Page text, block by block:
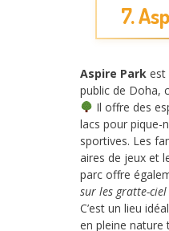
7.
Aspire Park est
public de Doha,
Il offre des
lacs pour pique-
sportives. Les
aires de jeux et
parc offre
sur les gratte-
C’est un lieu
en pleine nature